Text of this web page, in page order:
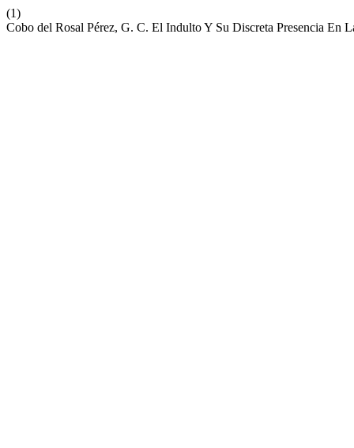
(1)
Cobo del Rosal Pérez, G. C. El Indulto Y Su Discreta Presencia En